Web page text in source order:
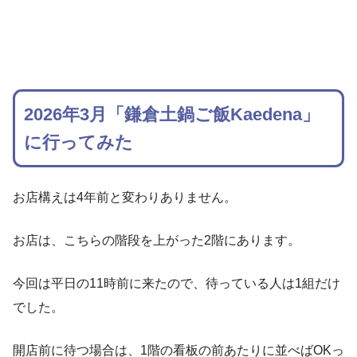
2026年3月「鎌倉土鍋ご飯Kaedena」
に行ってみた
お店構えは4年前と変わりありません。
お店は、こちらの階段を上がった2階にあります。
今回は平日の11時前に来たので、待っている人は1組だけ
でした。
開店前に待つ場合は、1階の看板の前あたりに並べばOKっ